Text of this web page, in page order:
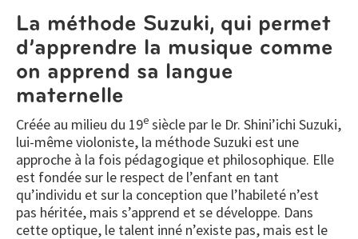
La méthode Suzuki, qui permet
d’apprendre la musique comme
on apprend sa langue
maternelle
Créée au milieu du 19e siècle par le Dr. Shini’ichi Suzuki,
lui-même violoniste, la méthode Suzuki est une
approche à la fois pédagogique et philosophique. Elle
est fondée sur le respect de l’enfant en tant
qu’individu et sur la conception que l’habileté n’est
pas héritée, mais s’apprend et se développe. Dans
cette optique, le talent inné n’existe pas, mais est le